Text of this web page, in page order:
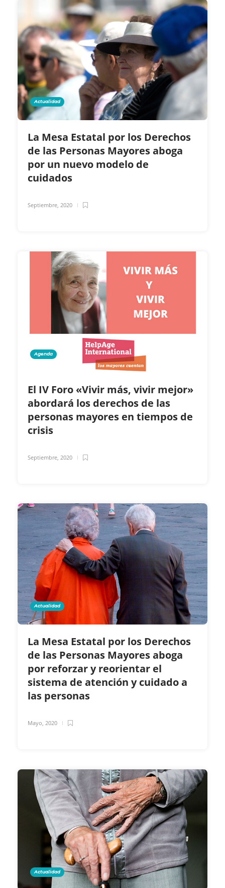
Actualidad
La Mesa Estatal por los Derechos
de las Personas Mayores aboga
por un nuevo modelo de
cuidados
Septiembre, 2020
Agenda
El IV Foro «Vivir más, vivir mejor»
abordará los derechos de las
personas mayores en tiempos de
crisis
Septiembre, 2020
Actualidad
La Mesa Estatal por los Derechos
de las Personas Mayores aboga
por reforzar y reorientar el
sistema de atención y cuidado a
las personas
Mayo, 2020
Actualidad